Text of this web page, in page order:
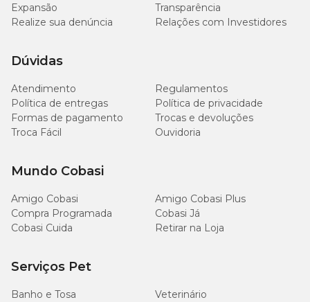
Expansão
Transparência
Realize sua denúncia
Relações com Investidores
Dúvidas
Atendimento
Regulamentos
Política de entregas
Política de privacidade
Formas de pagamento
Trocas e devoluções
Troca Fácil
Ouvidoria
Mundo Cobasi
Amigo Cobasi
Amigo Cobasi Plus
Compra Programada
Cobasi Já
Cobasi Cuida
Retirar na Loja
Serviços Pet
Banho e Tosa
Veterinário